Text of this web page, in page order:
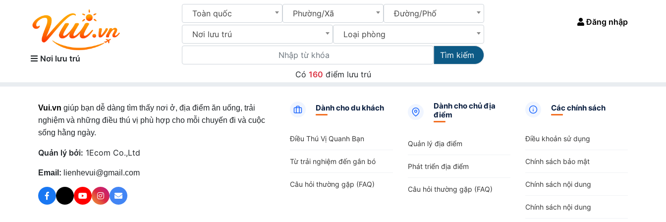
Nơi lưu trú
Toàn quốc Phường/Xã Đường/Phố
Nơi lưu trú Loại phòng
Tìm kiếm
Đăng nhập
Có 160 điểm lưu trú
Vui.vn giúp bạn dễ dàng tìm thấy nơi ở, địa điểm ăn uống, trải
nghiệm và những điều thú vị phù hợp cho mỗi chuyến đi và cuộc
sống hằng ngày.
Quản lý bởi: 1Ecom Co.,Ltd
Email: lienhevui@gmail.com
Dành cho du khách
Điều Thú Vị Quanh Bạn
Từ trải nghiệm đến gắn bó
Câu hỏi thường gặp (FAQ)
Dành cho chủ địa
điểm
Quản lý địa điểm
Phát triển địa điểm
Câu hỏi thường gặp (FAQ)
Các chính sách
Điều khoản sử dụng
Chính sách bảo mật
Chính sách nội dung
Chính sách nội dung